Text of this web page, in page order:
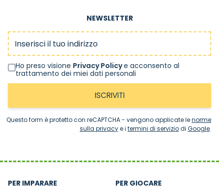
NEWSLETTER
Indirizzo email
Ho preso visione Privacy Policye acconsento al
trattamento dei miei dati personali
ISCRIVITI
Questo form è protetto con reCAPTCHA - vengono applicate lenorme
sulla privacye i termini di serviziodi Google.
PER IMPARARE
PER GIOCARE